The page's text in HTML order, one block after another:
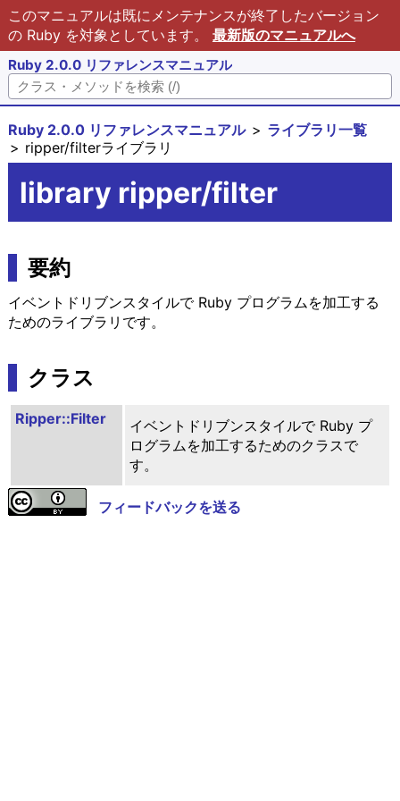
このマニュアルは既にメンテナンスが終了したバージョン
の Ruby を対象としています。 最新版のマニュアルへ
Ruby 2.0.0 リファレンスマニュアル
Ruby 2.0.0 リファレンスマニュアル
ライブラリ一覧
ripper/filterライブラリ
library ripper/filter
要約
イベントドリブンスタイルで Ruby プログラムを加工する
ためのライブラリです。
クラス
Ripper::Filter
イベントドリブンスタイルで Ruby プ
ログラムを加工するためのクラスで
す。
フィードバックを送る